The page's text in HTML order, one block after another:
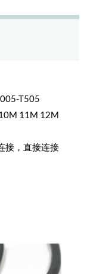
T505
11M 12M
接，直接连接